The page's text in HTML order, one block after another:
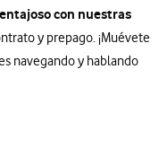
con nuestras
y prepago. ¡Muévete
navegando y hablando